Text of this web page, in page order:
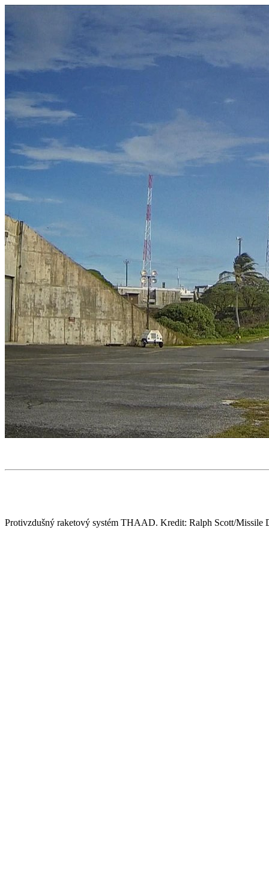
Protivzdušný raketový systém THAAD. Kredit: Ralph Scott/Missile